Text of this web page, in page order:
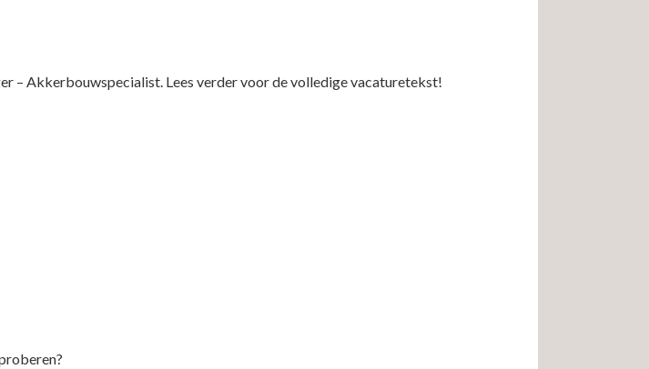
– Akkerbouwspecialist. Lees verder voor de volledige vacaturetekst!